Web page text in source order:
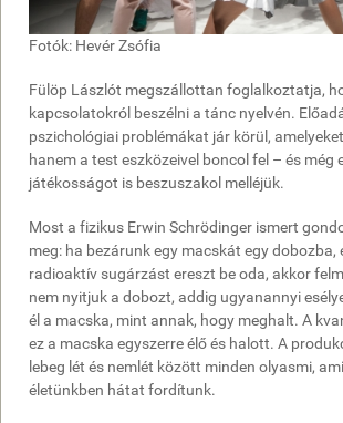
Fotók: Hevér Zsófia
Fülöp Lászlót megszállottan foglalkoztatja,
kapcsolatokról beszélni a tánc nyelvén.
pszichológiai problémákat jár körül,
hanem a test eszközeivel boncol fel – és még
játékosságot is beszuszakol melléjük.
Most a fizikus Erwin Schrödinger ismert
meg: ha bezárunk egy macskát egy dobozba,
radioaktív sugárzást ereszt be oda, akkor
nem nyitjuk a dobozt, addig ugyanannyi
él a macska, mint annak, hogy meghalt. A
ez a macska egyszerre élő és halott. A
lebeg lét és nemlét között minden olyasmi,
életünkben hátat fordítunk.
eltűnnek,
vagy
Esetleg
szörnnyé
változnak,
kísértenek
doboz
falain
keresztül?
vajon
képesek
vagyunk-